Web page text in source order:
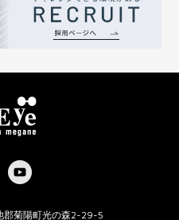
菊陽町光の森2-29-5